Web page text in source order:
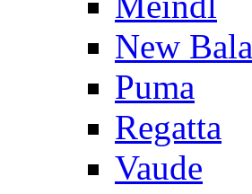
New
Puma
Regatta
Vaude